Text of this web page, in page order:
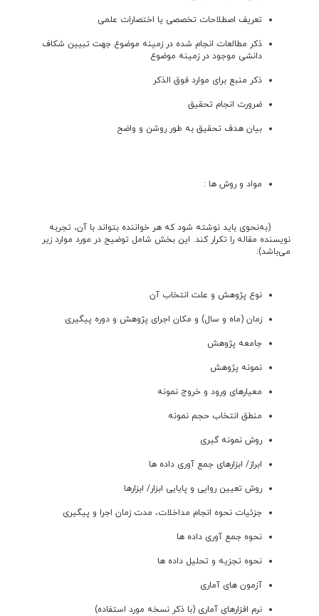
تعريف اصطلاحات تخصصی يا اختصارات علمی
ذکر مطالعات انجام شده در زمینه موضوع جهت تبیین شکاف
دانشی موجود در زمینه موضوع
ذکر منبع برای موارد فوق الذکر
ضرورت انجام تحقيق
بیان هدف تحقيق به طور روشن و واضح
مواد و روش ها :
(به‌نحوی بايد نوشته شود که هر خواننده‌ بتواند با آن، تجربه
نويسنده مقاله را تکرار کند. این بخش شامل توضیح در مورد موارد زیر
می‌باشد):
نوع پژوهش و علت انتخاب آن
زمان (ماه و سال) و مکان اجرای پژوهش و دوره پیگیری
جامعه پژوهش
نمونه پژوهش
معیارهای ورود و خروج نمونه
منطق انتخاب حجم نمونه
روش نمونه گیری
ابراز/ ابزارهای جمع آوری داده ها
روش تعیین روایی و پایایی ابزار/ ابزارها
جزئيات نحوه انجام مداخلات، مدت زمان اجرا و پیگیری
نحوه جمع آوری داده ها
نحوه تجزیه و تحلیل داده ها
آزمون های آماری
نرم افزارهای آماری (با ذکر نسخه مورد استفاده)